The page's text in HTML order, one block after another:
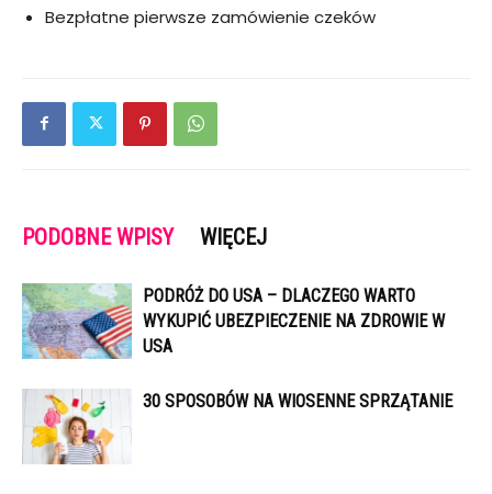
Bezpłatne pierwsze zamówienie czeków
PODOBNE WPISY WIĘCEJ
PODRÓŻ DO USA – DLACZEGO WARTO
WYKUPIĆ UBEZPIECZENIE NA ZDROWIE W
USA
30 SPOSOBÓW NA WIOSENNE SPRZĄTANIE